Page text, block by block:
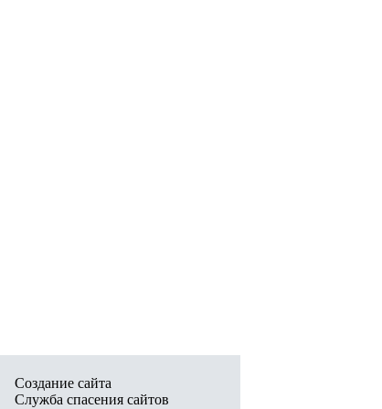
Создание сайта
Служба спасения сайтов